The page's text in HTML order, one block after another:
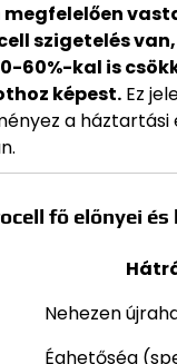
szigetelés
60%-kal is
képest. Ez
a háztartási
fő előnyei
Nehezen
Éghetőség